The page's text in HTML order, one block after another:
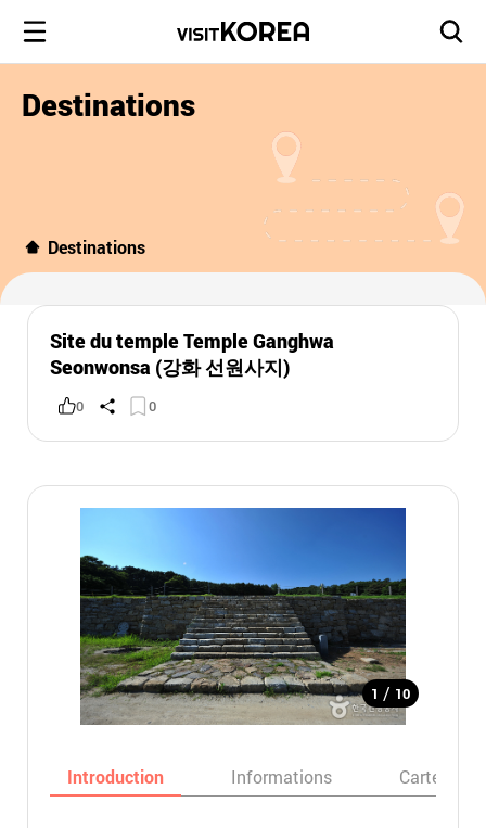
Destinations
Destinations
Site du temple Temple Ganghwa
Seonwonsa (강화 선원사지)
0 0
1 / 10
Introduction Informations Carte